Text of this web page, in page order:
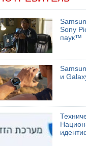
Sony
паук™
и